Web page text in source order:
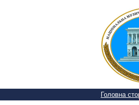
Головна